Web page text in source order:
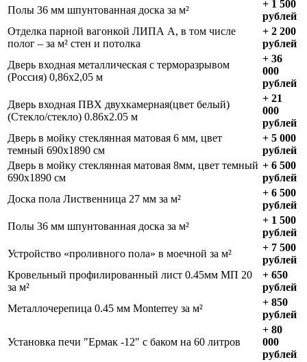
Полы 36 мм шпунтованная доска за м²
+ 1 500
рублей
Отделка парной вагонкой ЛИПА А, в том числе
полог – за м² стен и потолка
+ 2 200
рублей
Дверь входная металлическая с терморазрывом
(Россия) 0,86х2,05 м
+ 36
000
рублей
Дверь входная ПВХ двухкамерная(цвет белый)
(Стекло/стекло) 0.86х2.05 м
+ 21
000
рублей
Дверь в мойку стеклянная матовая 6 мм, цвет
темный 690х1890 см
+ 5 000
рублей
Дверь в мойку стеклянная матовая 8мм, цвет темный
690х1890 см
+ 6 500
рублей
Доска пола Лиственница 27 мм за м²
+ 6 500
рублей
Полы 36 мм шпунтованная доска за м²
+ 1 500
рублей
Устройство «проливного пола» в моечной за м²
+ 7 500
рублей
Кровельный профилированный лист 0.45мм МП 20
за м²
+ 650
рублей
Металлочерепица 0.45 мм Monterrey за м²
+ 850
рублей
Установка печи "Ермак -12" с баком на 60 литров
+ 80
000
рублей